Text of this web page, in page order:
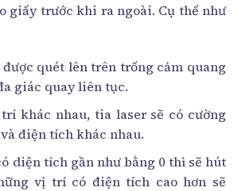
giấy trước khi ra ngoài. Cụ thể như
quét lên trên trống cảm quang
giác quay liên tục.
khác nhau, tia laser sẽ có cường
điện tích khác nhau.
diện tích gần như bằng 0 thì sẽ hút
vị trí có điện tích cao hơn sẽ